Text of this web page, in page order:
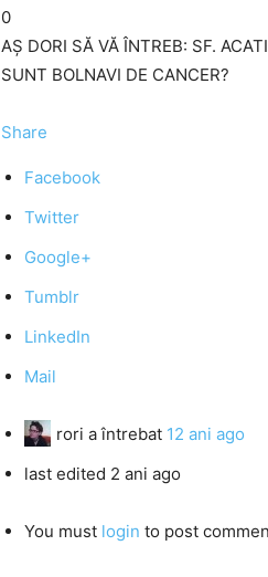
0
AȘ DORI SĂ VĂ ÎNTREB: SF.
SUNT BOLNAVI DE CANCER?
Share
Facebook
Twitter
Google+
Tumblr
LinkedIn
Mail
rori a întrebat 12 ani ago
last edited 2 ani ago
You must login to post